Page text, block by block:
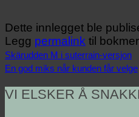
Dette innlegget ble
Legg permalink til
Skärudden M i suterrain-versjon
En god miks når kunden får velge
VI ELSKER Å